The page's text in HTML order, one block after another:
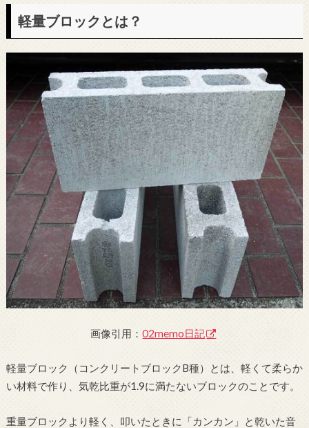
軽量ブロックとは？
画像引用：02memo日記
軽量ブロック（コンクリートブロックB種）とは、軽くて柔らか
い材料で作り、気乾比重が1.9に満たないブロックのことです。
重量ブロックより軽く、叩いたときに「カンカン」と乾いた音